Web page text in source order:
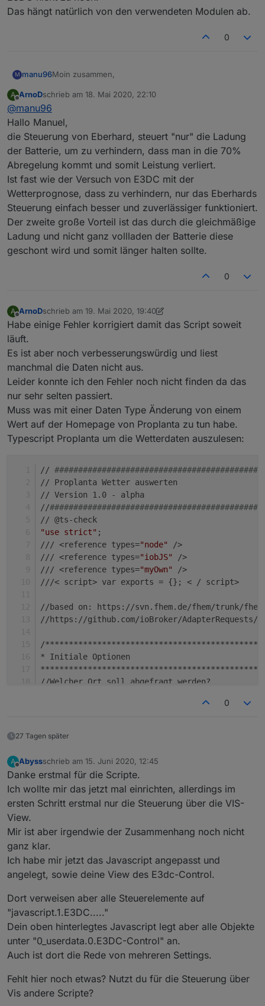
View Prognose: Stand 30.08.2020
erstellt für die Darstellung der Prognose mit dem Widget
Materialdesign-Json Chart.
view-Prognose.txt
Das hängt natürlich von den verwendeten Modulen ab.
0
M manu96Moin zusammen,
klinke mich mal hier mit ein. Mich würde die
Klimaanlage bei genug Leistung zu aktivieren um den
Strom so gut wie möglich selber zu nutzen im
Sommer.
LG,
A
Offline
ArnoDschrieb am 18. Mai 2020, 22:10
zuletzt editiert von
@manu96
Hallo Manuel,
die Steuerung von Eberhard, steuert "nur" die Ladung
der Batterie, um zu verhindern, dass man in die 70%
Abregelung kommt und somit Leistung verliert.
Ist fast wie der Versuch von E3DC mit der
Wetterprognose, dass zu verhindern, nur das Eberhards
Steuerung einfach besser und zuverlässiger funktioniert.
Der zweite große Vorteil ist das durch die gleichmäßige
Ladung und nicht ganz vollladen der Batterie diese
geschont wird und somit länger halten sollte.
0
A
Offline
ArnoDschrieb am 19. Mai 2020, 19:40
zuletzt editiert von ArnoD
Habe einige Fehler korrigiert damit das Script soweit
läuft.
Es ist aber noch verbesserungswürdig und liest
manchmal die Daten nicht aus.
Leider konnte ich den Fehler noch nicht finden da das
nur sehr selten passiert.
Muss was mit einer Daten Type Änderung von einem
Wert auf der Homepage von Proplanta zu tun habe.
Typescript Proplanta um die Wetterdaten auszulesen:
//
// Proplanta Wetter auswerten
// Version 1.0 - alpha
//
// @ts-check
"use strict" ;
/// <reference types="node"
/>
/// <reference types="iobJS"
/>
/// <reference types="myOwn"
/>
///< script> var exports = {}; < / script>
//based on: https://svn.fhem.de/fhem/trunk/fhem/
//https://github.com/ioBroker/AdapterRequests/
/
* Initiale Optionen
//Welcher Ort soll abgefragt werden?
"xxxxxxxxxxxxxxxx"
//Wo sollen die Daten abgelegt werden?
let
ppBaseObjPath: string =
/
* TypeScript Definitionen
type
interface iRequestOptions {
		url: string;
		headers: any;
/
* Lokale Definitionen
let baseUrls = {
"at" : "https://www.proplanta.de/Wetter-
"ch"
0
27 Tagen später
A
Offline
Abyssschrieb am 15. Juni 2020, 12:45
zuletzt editiert von
Danke erstmal für die Scripte.
Ich wollte mir das jetzt mal einrichten, allerdings im
ersten Schritt erstmal nur die Steuerung über die VIS-
View.
Mir ist aber irgendwie der Zusammenhang noch nicht
ganz klar.
Ich habe mir jetzt das Javascript angepasst und
angelegt, sowie deine View des E3dc-Control.
Dort verweisen aber alle Steuerelemente auf
"javascript.1.E3DC....."
Dein oben hinterlegtes Javascript legt aber alle Objekte
unter "0_userdata.0.E3DC-Control" an.
Auch ist dort die Rede von mehreren Settings.
Fehlt hier noch etwas? Nutzt du für die Steuerung über
Vis andere Scripte?